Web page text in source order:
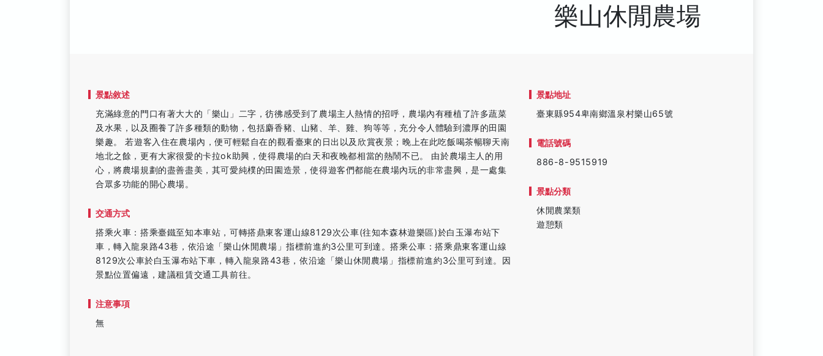
樂山休閒農場
景點敘述
充滿綠意的門口有著大大的「樂山」二字，彷彿感受到了農場主人熱情的招呼，農場內有種植了許多蔬菜
及水果，以及圈養了許多種類的動物，包括麝香豬、山豬、羊、雞、狗等等，充分令人體驗到濃厚的田園
樂趣。 若遊客入住在農場內，便可輕鬆自在的觀看臺東的日出以及欣賞夜景；晚上在此吃飯喝茶暢聊天南
地北之餘，更有大家很愛的卡拉ok助興，使得農場的白天和夜晚都相當的熱鬧不已。 由於農場主人的用
心，將農場規劃的盡善盡美，其可愛純樸的田園造景，使得遊客們都能在農場內玩的非常盡興，是一處集
合眾多功能的開心農場。
交通方式
搭乘火車：搭乘臺鐵至知本車站，可轉搭鼎東客運山線8129次公車(往知本森林遊樂區)於白玉瀑布站下
車，轉入龍泉路43巷，依沿途「樂山休閒農場」指標前進約3公里可到達。搭乘公車：搭乘鼎東客運山線
8129次公車於白玉瀑布站下車，轉入龍泉路43巷，依沿途「樂山休閒農場」指標前進約3公里可到達。因
景點位置偏遠，建議租賃交通工具前往。
注意事項
無
景點地址
臺東縣954卑南鄉溫泉村樂山65號
電話號碼
886-8-9515919
景點分類
休閒農業類
遊憩類